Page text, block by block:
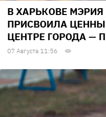
В ХАРЬКОВЕ
ПРИСВОИЛА
ЦЕНТРЕ ГОРОДА —
07 Августа 11:56